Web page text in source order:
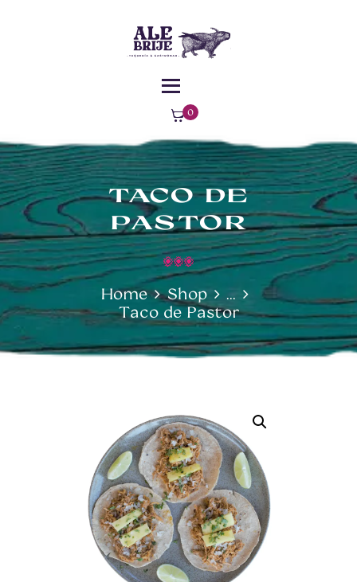
0
ms
-
$0
TACO DE
PASTOR
Home Shop
...
Taco de Pastor
ALEBRIJE - TAQUERÍA - GASTROBAR -
COMIDA MEXICANA
Comida Mexicana – Florencia – Caquetá
¿DÓNDE